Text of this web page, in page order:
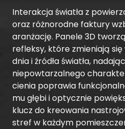
Interakcja światła z
oraz różnorodne faktury
aranżację. Panele 3D
refleksy, które zmieniają
dnia i źródła światła,
niepowtarzalnego
cienia poprawia
mu głębi i optycznie
klucz do kreowania
stref w każdym